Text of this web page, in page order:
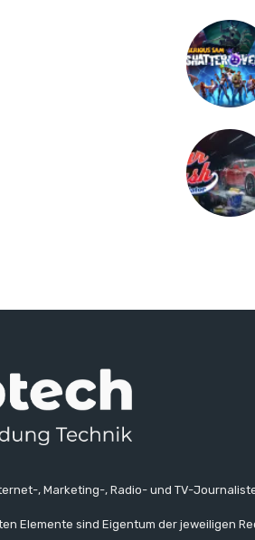
, Marketing-, Radio- und TV-
Elemente sind Eigentum der jeweiligen